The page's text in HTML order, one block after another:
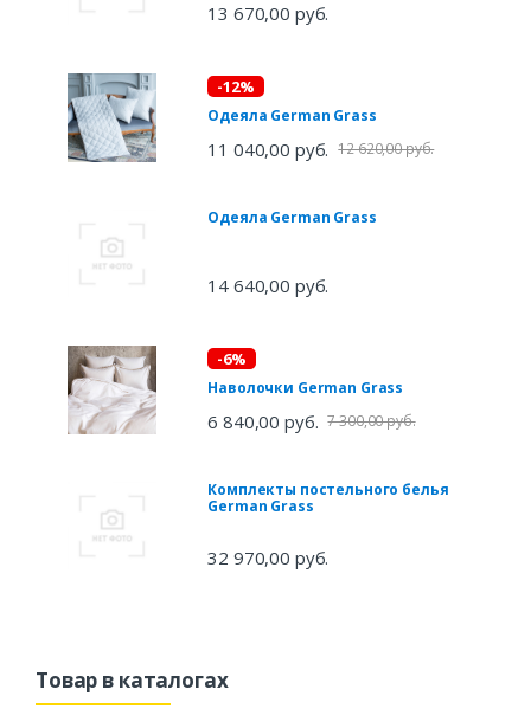
13 670,00 руб.
-12%
Одеяла German Grass
11 040,00 руб. 12 620,00 руб.
Одеяла German Grass
14 640,00 руб.
-6%
Наволочки German Grass
6 840,00 руб. 7 300,00 руб.
Комплекты постельного белья
German Grass
32 970,00 руб.
Товар в каталогах